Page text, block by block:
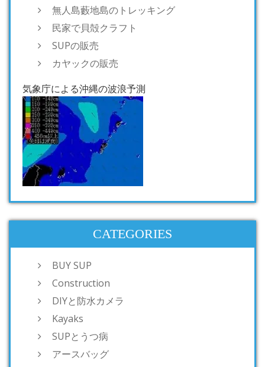
無人島藪地島のトレッキング
民家で貝殻クラフト
SUPの販売
カヤックの販売
気象庁による沖縄の波浪予測
CATEGORIES
BUY SUP
Construction
DIYと防水カメラ
Kayaks
SUPとうつ病
アースバッグ